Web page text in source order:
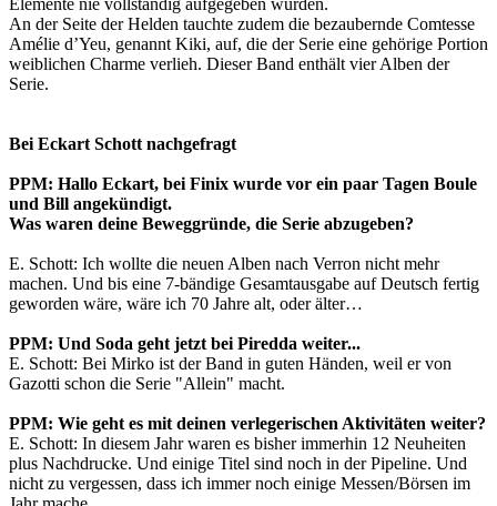
An der Seite der Helden tauchte zudem die bezaubernde Comtesse
Amélie d’Yeu, genannt Kiki, auf, die der Serie eine gehörige Portion
weiblichen Charme verlieh. Dieser Band enthält vier Alben der
Serie.
Bei Eckart Schott nachgefragt
PPM: Hallo Eckart, bei Finix wurde vor ein paar Tagen Boule
und Bill angekündigt.
Was waren deine Beweggründe, die Serie abzugeben?
E. Schott: Ich wollte die neuen Alben nach Verron nicht mehr
machen. Und bis eine 7-bändige Gesamtausgabe auf Deutsch fertig
geworden wäre, wäre ich 70 Jahre alt, oder älter…
PPM: Und Soda geht jetzt bei Piredda weiter...
E. Schott: Bei Mirko ist der Band in guten Händen, weil er von
Gazotti schon die Serie "Allein" macht.
PPM: Wie geht es mit deinen verlegerischen Aktivitäten weiter?
E. Schott: In diesem Jahr waren es bisher immerhin 12 Neuheiten
plus Nachdrucke. Und einige Titel sind noch in der Pipeline. Und
nicht zu vergessen, dass ich immer noch einige Messen/Börsen im